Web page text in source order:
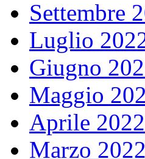
Settembre
Luglio
Giugno
Maggio
Aprile 2022
Marzo 2022